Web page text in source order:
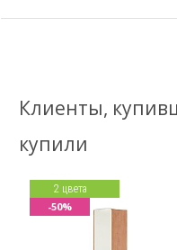
Клиенты,
купили
2 цвета
-50%